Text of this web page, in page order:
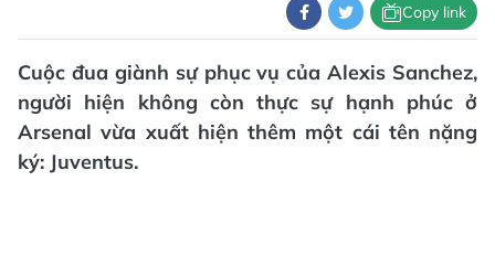
Copy link
Cuộc đua giành sự phục vụ của Alexis Sanchez,
người hiện không còn thực sự hạnh phúc ở
Arsenal vừa xuất hiện thêm một cái tên nặng
ký: Juventus.